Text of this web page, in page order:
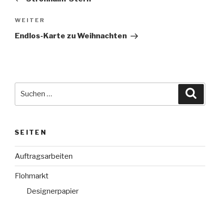
Nächster
Beitrag
WEITER
Endlos-Karte zu Weihnachten
SEITEN
Auftragsarbeiten
Flohmarkt
Designerpapier